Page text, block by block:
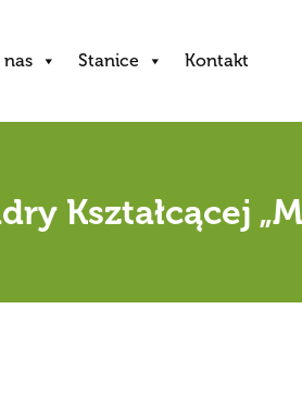
nas Stanice Kontakt
Kształcącej